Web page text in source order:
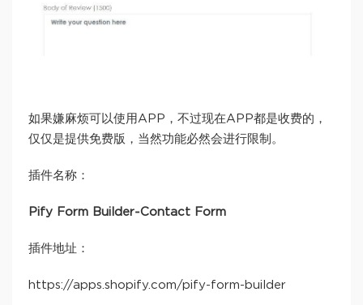
如果嫌麻烦可以使用APP，不过现在APP都是收费的，
仅仅是提供免费版，当然功能必然会进行限制。
插件名称：
Pify Form Builder‑Contact Form
插件地址：
https://apps.shopify.com/pify-form-builder